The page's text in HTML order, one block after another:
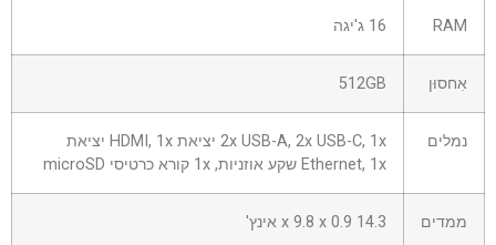
RAM 16 ג'יגה
אִחסוּן 512GB
נמלים
2x USB-A, 2x USB-C, 1x יציאת HDMI, 1x יציאת
Ethernet, 1x שקע אוזניות, 1x קורא כרטיסי microSD
ממדים 14.3 x 9.8 x 0.9 אינץ'